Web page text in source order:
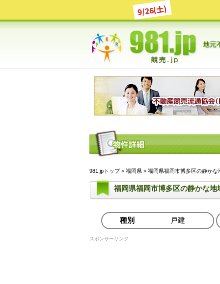
9/26(土)
981.jpトップ> 福岡県 > 福岡県福岡市博多区の静か
福岡県福岡市博多区の静かな地
種別 戸建
スポンサーリンク